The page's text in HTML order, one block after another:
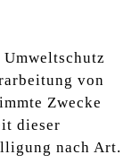
von
Zwecke
dieser
nach Art.